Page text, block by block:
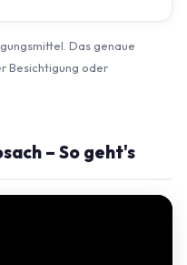
Das genaue
Besichtigung oder
– So geht's